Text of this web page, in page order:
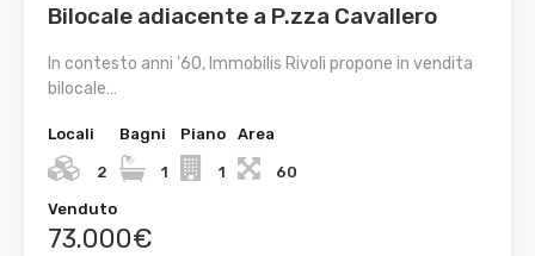
Bilocale adiacente a P.zza Cavallero
In contesto anni ’60, Immobilis Rivoli propone in vendita
bilocale…
Locali
2
Bagni
1
Piano
1
Area
60
Venduto
73.000€